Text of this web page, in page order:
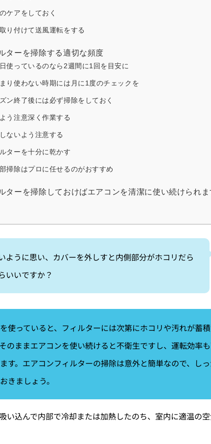
ケアをしておく
り付けて送風運転をする
ターを掃除する適切な頻度
使っているのなら2週間に1回を目安に
り使わない時期には月に1度のチェックを
ン終了後には必ず掃除をしておく
う注意深く作業する
ないよう注意する
ターを十分に乾かす
掃除はプロに任せるのがおすすめ
ターを掃除しておけばエアコンを清潔に使い続けられま
ように思い、カバーを外しすと内側部分がホコリだら
いいですか？
使っていると、フィルターには次第にホコリや汚れが蓄
のままエアコンを使い続けると不衛生ですし、運転効率
す。エアコンフィルターの掃除は意外と簡単なので、し
きましょう。
い込んで内部で冷却または加熱したのち、室内に適温の